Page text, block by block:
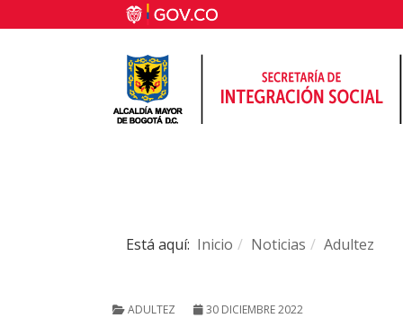
Está aquí: Inicio Noticias Adultez
ADULTEZ 30 DICIEMBRE 2022